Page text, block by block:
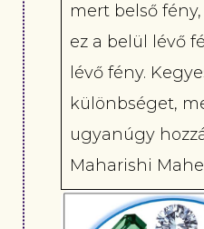
mert belső
ez a belül lévő
lévő fény.
különbséget,
ugyanúgy
Maharishi